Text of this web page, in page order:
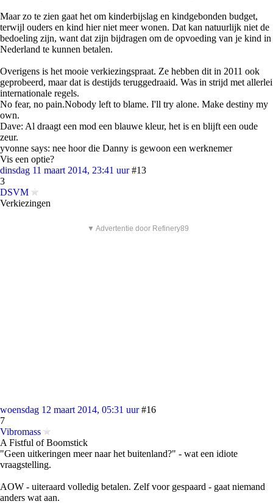
Maar zo te zien gaat het om kinderbijslag en kindgebonden budget,
terwijl ouders en kind hier niet meer wonen. Dat kan natuurlijk niet de
bedoeling zijn, want dat zijn bijdragen om de opvoeding van je kind in
Nederland te kunnen betalen.
Overigens is het mooie verkiezingspraat. Ze hebben dit in 2011 ook
geprobeerd, maar dat is destijds teruggedraaid. Was in strijd met allerlei
internationale regels.
No fear, no pain.Nobody left to blame. I'll try alone. Make destiny my
own.
Dave: Al draagt een mod een blauwe kleur, het is en blijft een oude
zeur.
yvonne says: nee hoor die Danny is gewoon een werknemer
Vis een optie?
dinsdag 11 maart 2014, 23:41 uur #13
3
DSVM
Verkiezingen
▼ Advertentie door Refinery89
woensdag 12 maart 2014, 05:31 uur #16
7
Vibromass
A Fistful of Boomstick
"Geen uitkeringen meer naar het buitenland?" - wat een idiote
vraagstelling.
AOW - uiteraard volledig betalen. Zelf voor gespaard - gaat niemand
anders wat aan.